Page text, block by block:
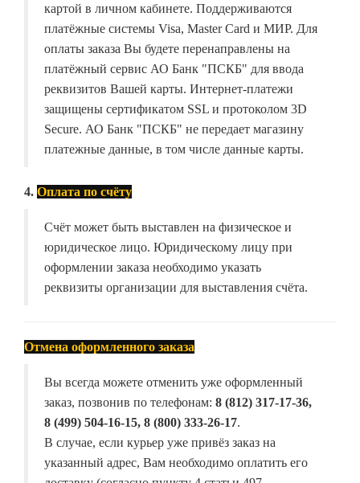
картой в личном кабинете. Поддерживаются
платёжные системы Visa, Master Card и МИР. Для
оплаты заказа Вы будете перенаправлены на
платёжный сервис АО Банк "ПСКБ" для ввода
реквизитов Вашей карты. Интернет-платежи
защищены сертификатом SSL и протоколом 3D
Secure. АО Банк "ПСКБ" не передает магазину
платежные данные, в том числе данные карты.
4. Оплата по счёту
Счёт может быть выставлен на физическое и
юридическое лицо. Юридическому лицу при
оформлении заказа необходимо указать
реквизиты организации для выставления счёта.
Отмена оформленного заказа
Вы всегда можете отменить уже оформленный
заказ, позвонив по телефонам: 8 (812) 317-17-36,
8 (499) 504-16-15, 8 (800) 333-26-17.
В случае, если курьер уже привёз заказ на
указанный адрес, Вам необходимо оплатить его